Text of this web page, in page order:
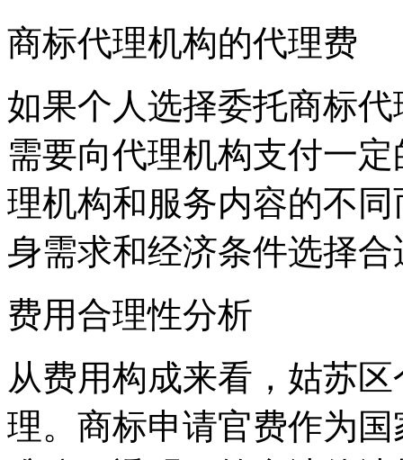
商标代理机构的代理费
如果个人选择委托商标
需要向代理机构支付一
理机构和服务内容的不
身需求和经济条件选择
费用合理性分析
从费用构成来看，姑苏
理。商标申请官费作为